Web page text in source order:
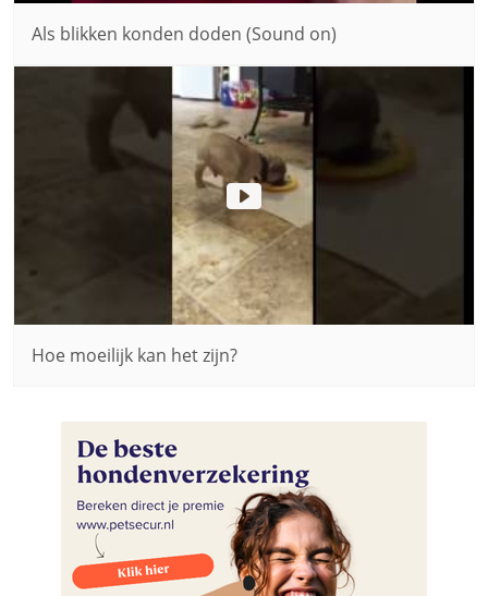
Als blikken konden doden (Sound on)
Hoe moeilijk kan het zijn?